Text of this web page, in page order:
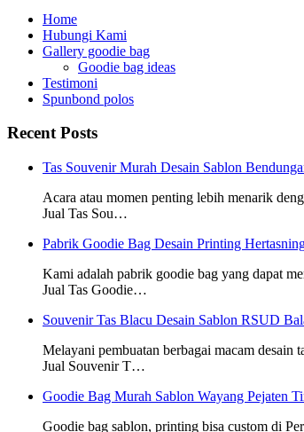
Home
Hubungi Kami
Gallery goodie bag
Goodie bag ideas
Testimoni
Spunbond polos
Recent Posts
Tas Souvenir Murah Desain Sablon
Acara atau momen penting lebih menarik
Jual Tas Sou…
Pabrik Goodie Bag Desain Printing
Kami adalah pabrik goodie bag yang dapat
Jual Tas Goodie…
Souvenir Tas Blacu Desain Sablon RSUD
Melayani pembuatan berbagai macam desain
Jual Souvenir T…
Goodie Bag Murah Sablon Wayang Pejaten
Goodie bag sablon, printing bisa custom di